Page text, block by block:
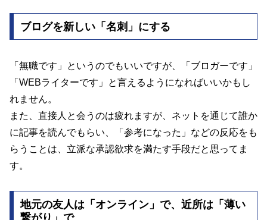
ブログを新しい「名刺」にする
「無職です」というのでもいいですが、「ブロガーです」
「WEBライターです」と言えるようになればいいかもし
れません。
また、直接人と会うのは疲れますが、ネットを通じて誰か
に記事を読んでもらい、「参考になった」などの反応をも
らうことは、立派な承認欲求を満たす手段だと思ってま
す。
地元の友人は「オンライン」で、近所は「薄い